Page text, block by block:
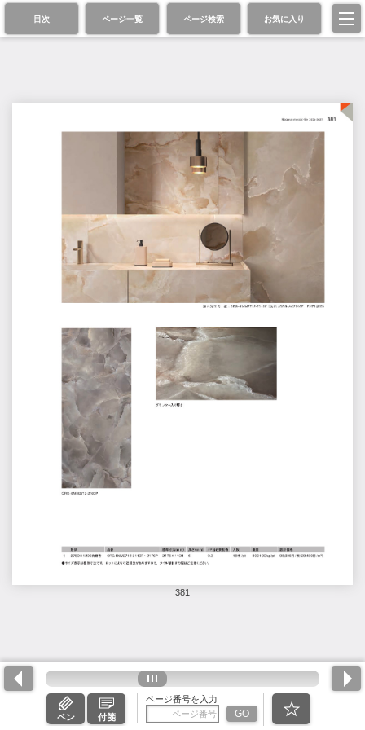
目次 ページ一覧 ページ検索 お気に入り
381
ペン 付箋
ページ番号を入力
GO